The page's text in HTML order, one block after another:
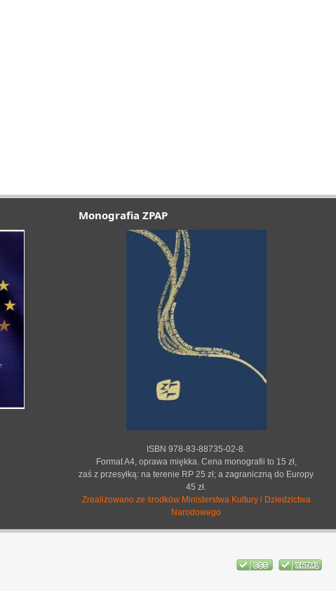
Monografia ZPAP
ISBN 978-83-88735-02-8.
Format A4, oprawa miękka. Cena monografii to 15 zł,
zaś z przesyłką: na terenie RP 25 zł; a zagraniczną do Europy
45 zł.
Zrealizowano ze środków Ministerstwa Kultury i Dziedzictwa
Narodowego